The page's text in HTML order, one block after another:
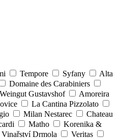
Tempore Syfany
Alta
Domaine des Carabiniers
Weingut Gustavshof
Amoreira
La Cantina Pizzolato
Milan Nestarec
Chateau
Matho
Korenika &
Vinařství Drmola
Veritas